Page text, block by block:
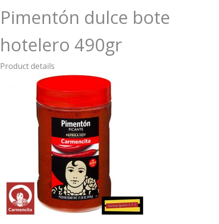
Pimentón dulce bote
hotelero 490gr
Product details